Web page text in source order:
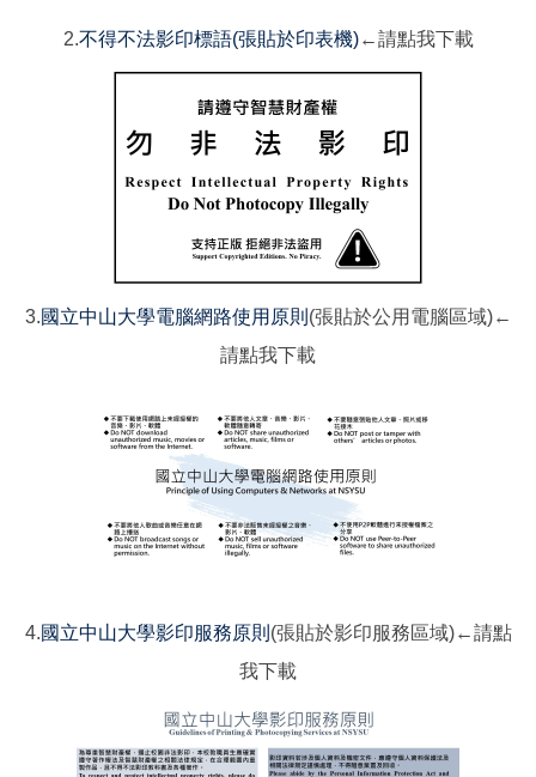
2.不得不法影印標語(張貼於印表機)←請點我下載
3.國立中山大學電腦網路使用原則 (張貼於公用電腦區域)←
請點我下載
4.國立中山大學影印服務原則 (張貼於影印服務區域)←請點
我下載